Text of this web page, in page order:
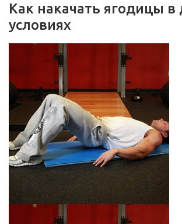
Как накачать ягодицы
условиях